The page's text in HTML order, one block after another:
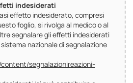
indesiderati
effetto indesiderato, compresi
foglio, si rivolga al medico o al
segnalare gli effetti indesiderati
nazionale di segnalazione
segnalazionireazioni-